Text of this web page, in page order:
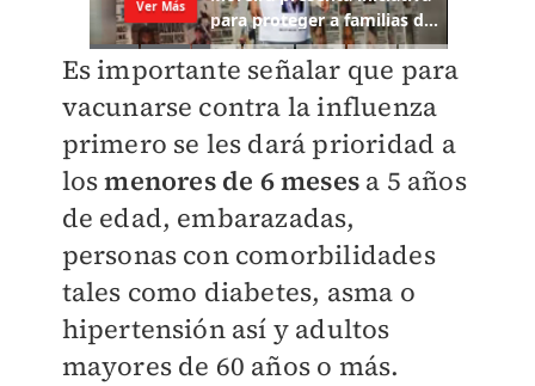
Es importante señalar que para
vacunarse contra la influenza
primero se les dará prioridad a
losmenores de 6 mesesa 5 años
de edad, embarazadas,
personas con comorbilidades
tales como diabetes, asma o
hipertensión así y adultos
mayores de 60 años o más.